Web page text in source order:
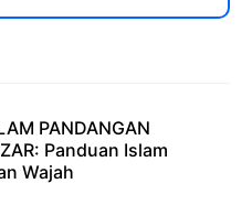
PANDANGAN
Panduan Islam
Wajah